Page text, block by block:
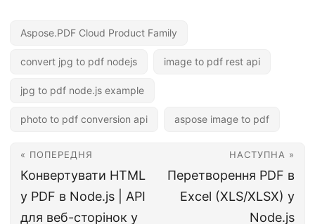
Aspose.PDF Cloud Product Family
convert jpg to pdf nodejs image to pdf rest api
jpg to pdf node.js example
photo to pdf conversion api aspose image to pdf
« ПОПЕРЕДНЯ
Конвертувати HTML
у PDF в Node.js | API
для веб-сторінок у
НАСТУПНА »
Перетворення PDF в
Excel (XLS/XLSX) у
Node.js